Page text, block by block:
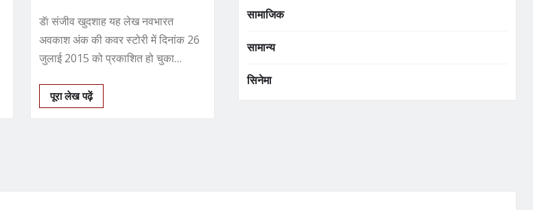
डॅा संजीव खुदशाह यह लेख नवभारत
अवकाश अंक की कवर स्‍टोरी में दिनांक 26
जुलाई 2015 को प्रकाशित हो चुका…
पूरा लेख पढ़ें
सामाजिक
सामान्य
सिनेमा